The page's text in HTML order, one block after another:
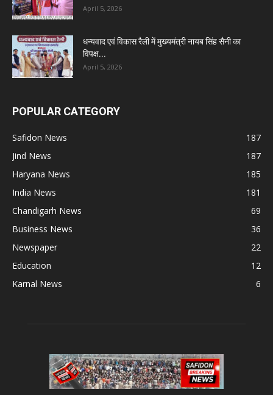
April 5, 2026
धन्यवाद एवं विकास रैली में मुख्यमंत्री नायब सिंह सैनी का
विपक्ष...
April 5, 2026
POPULAR CATEGORY
Safidon News
187
Jind News
187
Haryana News
185
India News
181
Chandigarh News
69
Business News
36
Newspaper
22
Education
12
Karnal News
6